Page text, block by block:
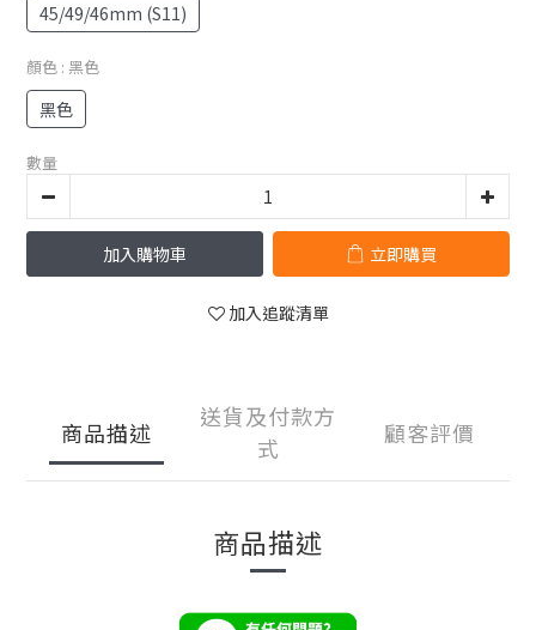
45/49/46mm (S11)
顏色 : 黑色
黑色
數量
加入購物車 立即購買
加入追蹤清單
商品描述
送貨及付款方
式
顧客評價
商品描述